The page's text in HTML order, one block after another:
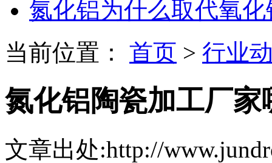
氮化铝为什么取代氧化
当前位置：
首页 > 行业
氮化铝陶瓷加工厂家
文章出处:http://